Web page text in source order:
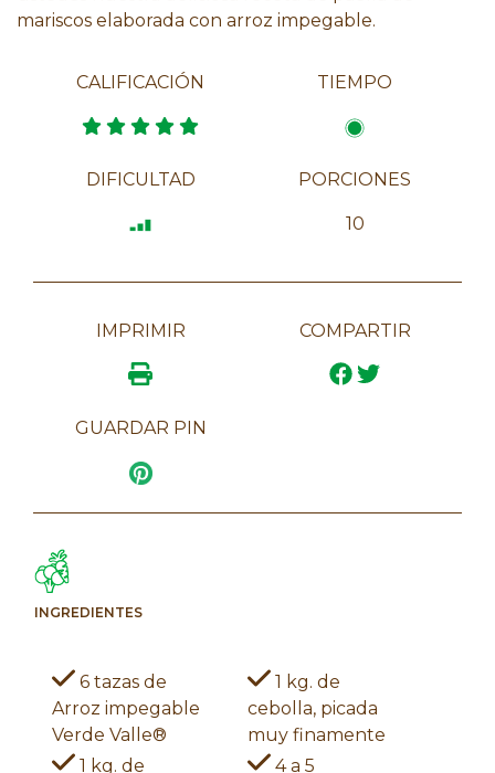
mariscos elaborada con arroz impegable.
CALIFICACIÓN TIEMPO
DIFICULTAD PORCIONES
10
IMPRIMIR COMPARTIR
GUARDAR PIN
INGREDIENTES
6 tazas de
Arroz impegable
Verde Valle®
1 kg. de
cebolla, picada
muy finamente
1 kg. de
4 a 5